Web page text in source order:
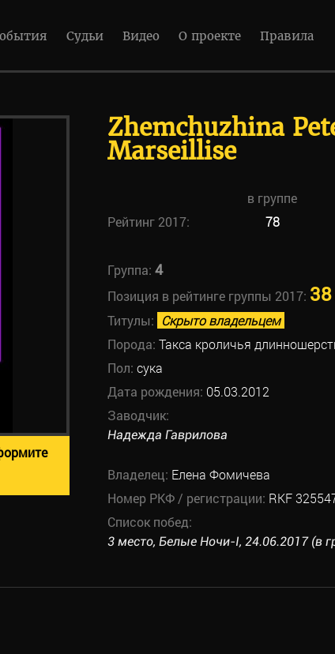
Судьи Видео О проекте Правила
Zhemchuzhina
Marseillise
в группе
Рейтинг 2017:
78
Группа: 4
Позиция в рейтинге группы 2017: 38
Титулы: Скрыто владельцем
Порода: Такса кроличья
Пол: сука
Дата рождения: 05.03.2012
Заводчик:
Надежда Гаврилова
Владелец: Елена Фомичева
Номер РКФ / регистрации: RKF
Список побед:
3 место, Белые Ночи-I, 24.06.2017 (в